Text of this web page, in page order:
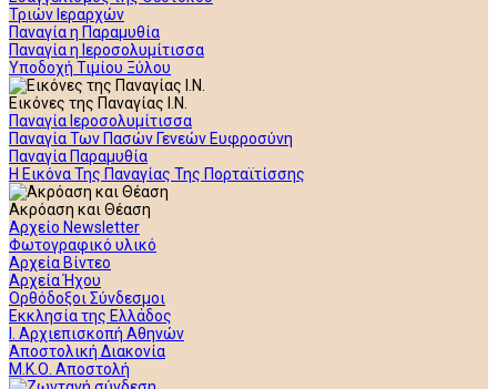
Τριών Ιεραρχών
Παναγία η Παραμυθία
Παναγία η Ιεροσολυμίτισσα
Υποδοχή Τιμίου Ξύλου
Εικόνες της Παναγίας Ι.Ν.
Παναγία Ιεροσολυμίτισσα
Παναγία Των Πασών Γενεών Ευφροσύνη
Παναγία Παραμυθία
Η Εικόνα Της Παναγίας Της Πορταϊτίσσης
Ακρόαση και Θέαση
Αρχείο Newsletter
Φωτογραφικό υλικό
Αρχεία Βίντεο
Αρχεία Ήχου
Ορθόδοξοι Σύνδεσμοι
Εκκλησία της Ελλάδος
Ι. Αρχιεπισκοπή Αθηνών
Αποστολική Διακονία
Μ.Κ.Ο. Αποστολή